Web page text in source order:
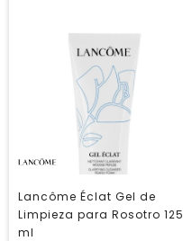
Lancôme Éclat Gel de
Limpieza para Rosotro 125
ml